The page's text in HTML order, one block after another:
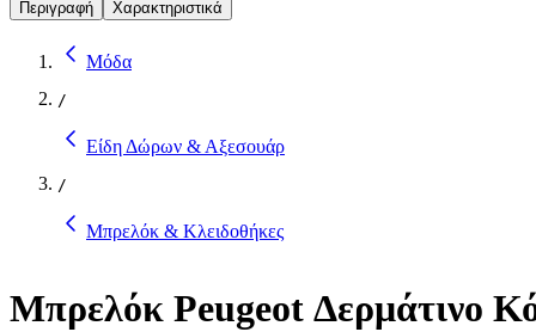
Περιγραφή Χαρακτηριστικά
Μόδα
/
Είδη Δώρων & Αξεσουάρ
/
Μπρελόκ & Κλειδοθήκες
Μπρελόκ Peugeot Δερμάτινο